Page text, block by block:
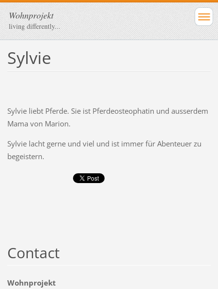
Wohnprojekt
living differently...
Sylvie
Sylvie liebt Pferde. Sie ist Pferdeosteophatin und ausserdem
Mama von Marion.
Sylvie lacht gerne und viel und ist immer für Abenteuer zu
begeistern.
Contact
Wohnprojekt